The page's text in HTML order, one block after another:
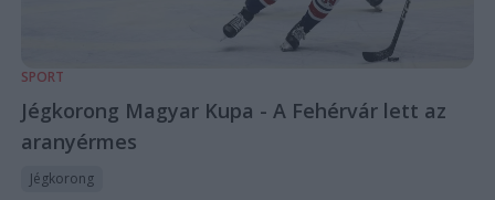
SPORT
Jégkorong Magyar Kupa - A Fehérvár lett az
aranyérmes
Jégkorong